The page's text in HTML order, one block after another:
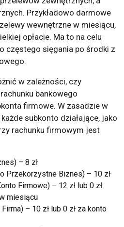
Przykładowo darmowe
wewnętrzne w miesiącu,
opłacie. Ma to na celu
częstego sięgania po środki z
w zależności, czy
bankowego
firmowe. W zasadzie w
subkonto działające, jako
rachunku firmowym jest
– 8 zł
Przekorzystne Biznes) – 10 zł
Firmowe) – 12 zł lub 0 zł
miesiącu
– 10 zł lub 0 zł za konto